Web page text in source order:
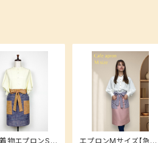
物エプロンSサ
エプロンMサイズ【急な